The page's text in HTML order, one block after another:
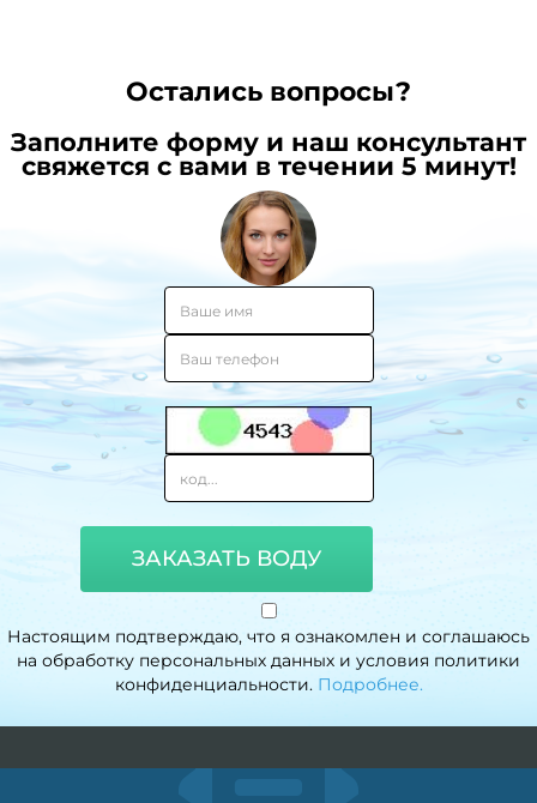
Остались вопросы?
Заполните форму и наш консультант
свяжется с вами в течении 5 минут!
ЗАКАЗАТЬ ВОДУ
Настоящим подтверждаю, что я ознакомлен и соглашаюсь
на обработку персональных данных и условия политики
конфиденциальности. Подробнее.